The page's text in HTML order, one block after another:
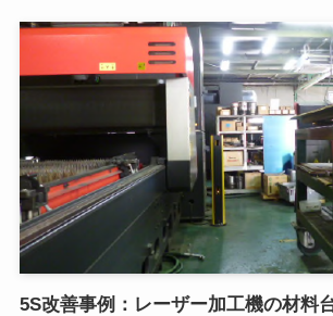
5S改善事例：レーザー加工機の材料